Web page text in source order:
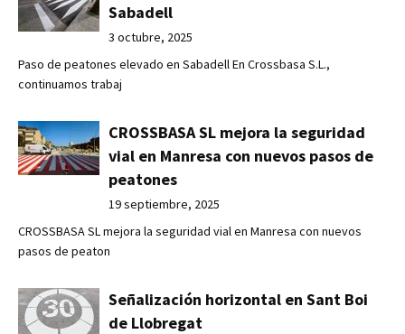
Sabadell
3 octubre, 2025
Paso de peatones elevado en Sabadell En Crossbasa S.L.,
continuamos trabaj
CROSSBASA SL mejora la seguridad
vial en Manresa con nuevos pasos de
peatones
19 septiembre, 2025
CROSSBASA SL mejora la seguridad vial en Manresa con nuevos
pasos de peaton
Señalización horizontal en Sant Boi
de Llobregat